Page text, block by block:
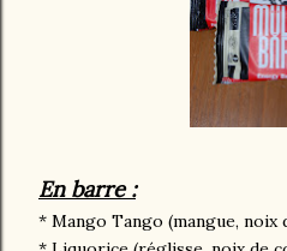
En barre :
* Mango Tango (mangue, noix